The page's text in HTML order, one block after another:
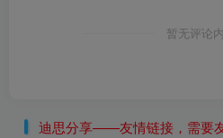
暂无评论
迪思分享——友情链接，需要